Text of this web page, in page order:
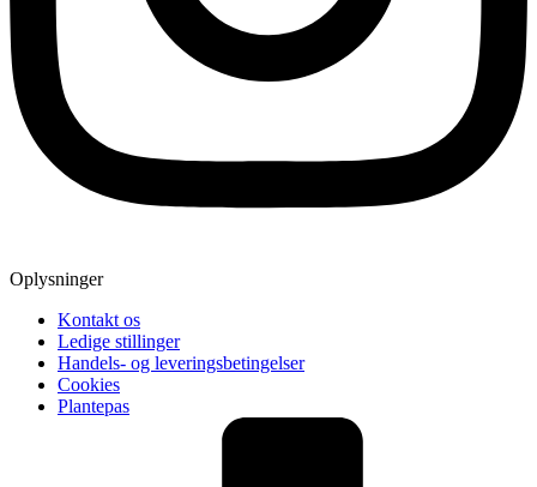
Oplysninger
Kontakt os
Ledige stillinger
Handels- og leveringsbetingelser
Cookies
Plantepas